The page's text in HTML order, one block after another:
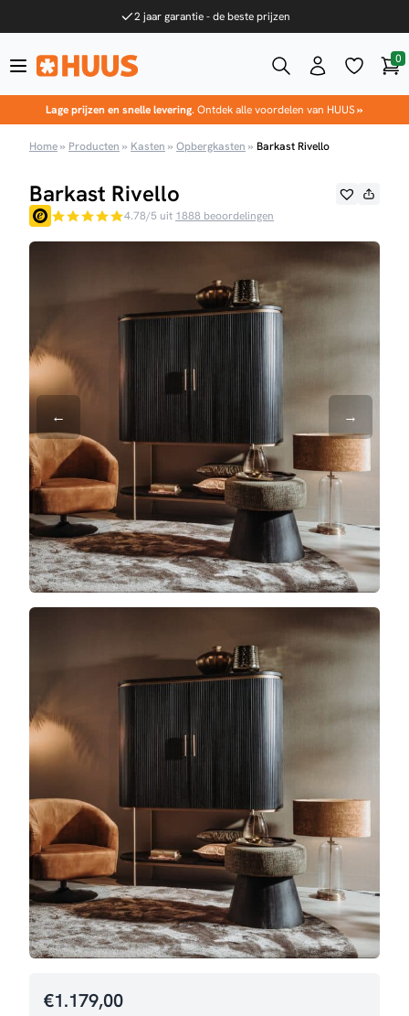
2 jaar garantie - de beste prijzen
0
Lage prijzen en snelle levering. Ontdek alle voordelen van HUUS»
Home» Producten » Kasten » Opbergkasten » Barkast Rivello
Barkast Rivello
4.78/5 uit 1888 beoordelingen
€1.179,00